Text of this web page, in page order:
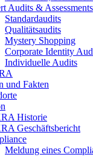
Audits & Assessments
Standardaudits
Qualitätsaudits
Mystery Shopping
Corporate Identity
Individuelle Audits
und Fakten
Historie
Geschäftsbericht
Meldung eines